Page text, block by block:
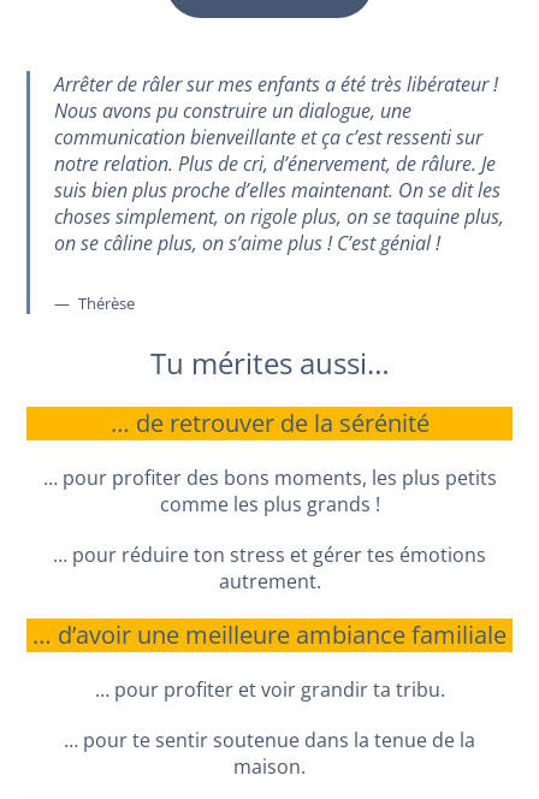
Arrêter de râler sur mes enfants a été très libérateur !
Nous avons pu construire un dialogue, une
communication bienveillante et ça c’est ressenti sur
notre relation. Plus de cri, d’énervement, de râlure. Je
suis bien plus proche d’elles maintenant. On se dit les
choses simplement, on rigole plus, on se taquine plus,
on se câline plus, on s’aime plus ! C’est génial !
Thérèse
Tu mérites aussi…
… de retrouver de la sérénité
… pour profiter des bons moments, les plus petits
comme les plus grands !
… pour réduire ton stress et gérer tes émotions
autrement.
… d’avoir une meilleure ambiance familiale
… pour profiter et voir grandir ta tribu.
… pour te sentir soutenue dans la tenue de la
maison.